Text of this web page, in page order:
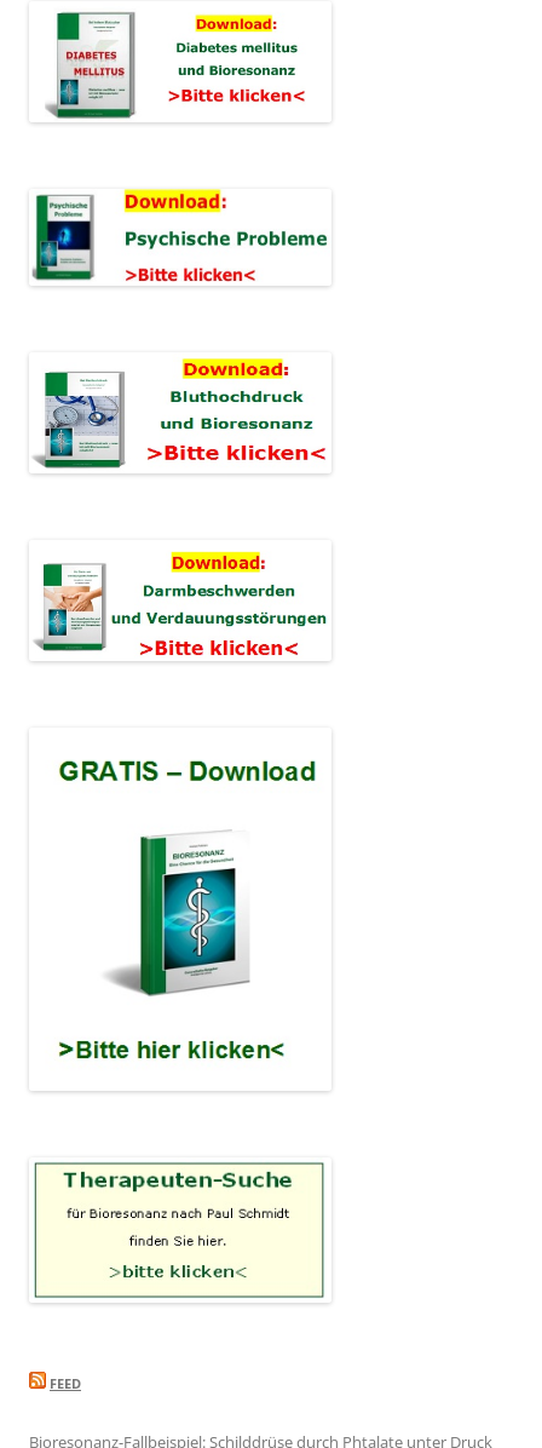
FEED
Bioresonanz-Fallbeispiel: Schilddrüse durch Phtalate unter Druck